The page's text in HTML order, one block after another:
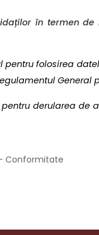
în termen
folosirea
General
derularea de
Conformitate